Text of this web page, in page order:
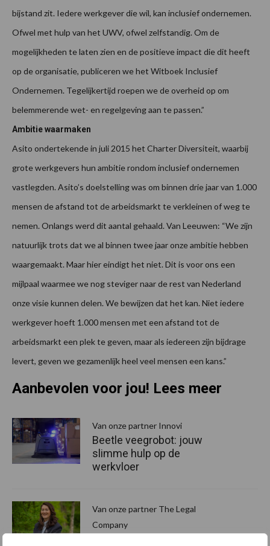
bijstand zit. Iedere werkgever die wil, kan inclusief ondernemen.
Ofwel met hulp van het UWV, ofwel zelfstandig. Om de
mogelijkheden te laten zien en de positieve impact die dit heeft
op de organisatie, publiceren we het Witboek Inclusief
Ondernemen. Tegelijkertijd roepen we de overheid op om
belemmerende wet- en regelgeving aan te passen.”
Ambitie waarmaken
Asito ondertekende in juli 2015 het Charter Diversiteit, waarbij
grote werkgevers hun ambitie rondom inclusief ondernemen
vastlegden. Asito’s doelstelling was om binnen drie jaar van 1.000
mensen de afstand tot de arbeidsmarkt te verkleinen of weg te
nemen. Onlangs werd dit aantal gehaald. Van Leeuwen: “We zijn
natuurlijk trots dat we al binnen twee jaar onze ambitie hebben
waargemaakt. Maar hier eindigt het niet. Dit is voor ons een
mijlpaal waarmee we nog steviger naar de rest van Nederland
onze visie kunnen delen. We bewijzen dat het kan. Niet iedere
werkgever hoeft 1.000 mensen met een afstand tot de
arbeidsmarkt een plek te geven, maar als iedereen zijn bijdrage
levert, geven we gezamenlijk heel veel mensen een kans.”
Aanbevolen voor jou! Lees meer
Van onze partner Innovi
Beetle veegrobot: jouw
slimme hulp op de
werkvloer
Van onze partner The Legal
Company